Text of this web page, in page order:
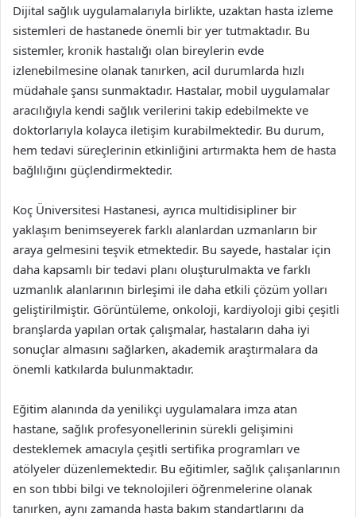
Dijital sağlık uygulamalarıyla birlikte, uzaktan hasta izleme
sistemleri de hastanede önemli bir yer tutmaktadır. Bu
sistemler, kronik hastalığı olan bireylerin evde
izlenebilmesine olanak tanırken, acil durumlarda hızlı
müdahale şansı sunmaktadır. Hastalar, mobil uygulamalar
aracılığıyla kendi sağlık verilerini takip edebilmekte ve
doktorlarıyla kolayca iletişim kurabilmektedir. Bu durum,
hem tedavi süreçlerinin etkinliğini artırmakta hem de hasta
bağlılığını güçlendirmektedir.
Koç Üniversitesi Hastanesi, ayrıca multidisipliner bir
yaklaşım benimseyerek farklı alanlardan uzmanların bir
araya gelmesini teşvik etmektedir. Bu sayede, hastalar için
daha kapsamlı bir tedavi planı oluşturulmakta ve farklı
uzmanlık alanlarının birleşimi ile daha etkili çözüm yolları
geliştirilmiştir. Görüntüleme, onkoloji, kardiyoloji gibi çeşitli
branşlarda yapılan ortak çalışmalar, hastaların daha iyi
sonuçlar almasını sağlarken, akademik araştırmalara da
önemli katkılarda bulunmaktadır.
Eğitim alanında da yenilikçi uygulamalara imza atan
hastane, sağlık profesyonellerinin sürekli gelişimini
desteklemek amacıyla çeşitli sertifika programları ve
atölyeler düzenlemektedir. Bu eğitimler, sağlık çalışanlarının
en son tıbbi bilgi ve teknolojileri öğrenmelerine olanak
tanırken, aynı zamanda hasta bakım standartlarını da